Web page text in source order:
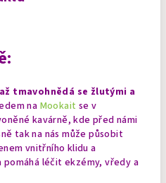
tmavohnědá se žlutými a
naMookait se v
kavárně, kde před námi
tak na nás může působit
vnitřního klidu a
léčit ekzémy, vředy a